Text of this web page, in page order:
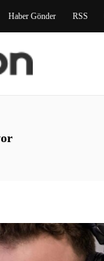
Haber Gönder RSS